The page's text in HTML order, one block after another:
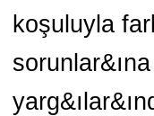
koşuluyla